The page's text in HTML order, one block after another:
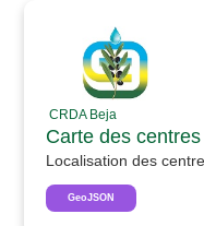
CRDA Beja
Carte des
Localisation des
GeoJSON